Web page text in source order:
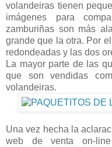
volandeiras tienen
imágenes para
zamburiñas son más
grande que la otra. Por
redondeadas y las dos
La mayor parte de las
que son vendidas
volandeiras.
Una vez hecha la
web de venta on-